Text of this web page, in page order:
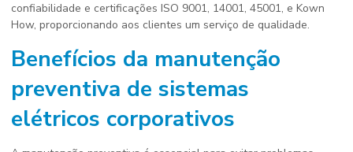
confiabilidade e certificações ISO 9001, 14001, 45001, e Kown
How, proporcionando aos clientes um serviço de qualidade.
Benefícios da manutenção
preventiva de sistemas
elétricos corporativos